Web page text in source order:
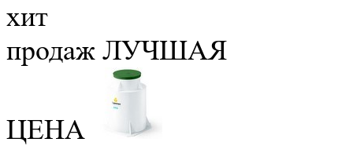
хит
продаж ЛУЧШАЯ
ЦЕНА